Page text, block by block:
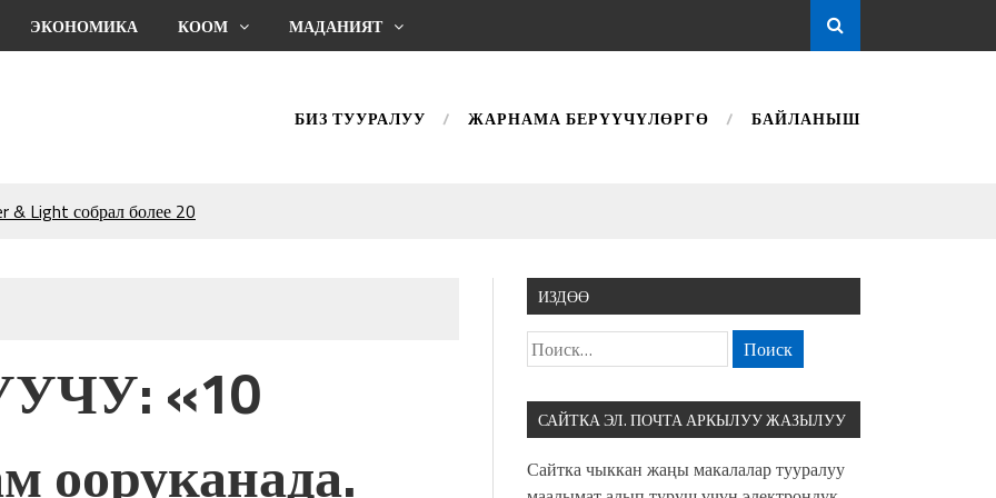
ЭКОНОМИКА КООМ МАДАНИЯТ
БИЗ ТУУРАЛУУ ЖАРНАМА БЕРҮҮЧҮЛӨРГӨ БАЙЛАНЫШ
& Light собрал более 20
шоу
союзунун
сыймык жана чоң
«10
ооруканада.
ИЗДӨӨ
САЙТКА ЭЛ. ПОЧТА АРКЫЛУУ ЖАЗЫЛУУ
Сайтка чыккан жаңы макалалар тууралуу